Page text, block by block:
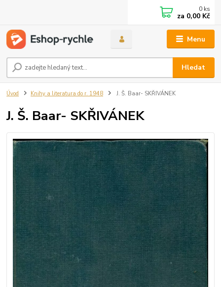
Menu
Hledat
0 ks
za 0,00 Kč
Úvod Knihy a literatura do r. 1948 J. Š. Baar- SKŘIVÁNEK
J. Š. Baar- SKŘIVÁNEK